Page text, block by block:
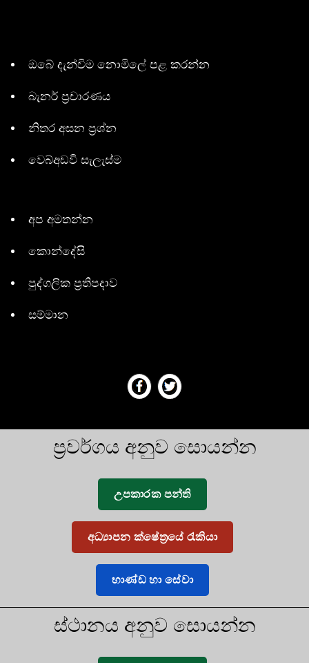
ඔබේ දැන්විම නොමිලේ පළ කරන්න
බැනර් ප්‍රචාරණය
නිතර අසන ප්‍රශ්න
වෙබ්අඩවි සැලැස්ම
අප අමතන්න
කොන්දේසි
පුද්ගලික ප්‍රතිපදාව
සම්මාන
ප්‍රවර්ගය අනුව සොයන්න
උපකාරක පන්ති
අධ්‍යාපන ක්ෂේත්‍රයේ රැකියා
භාණ්ඩ හා සේවා
ස්ථානය අනුව සොයන්න